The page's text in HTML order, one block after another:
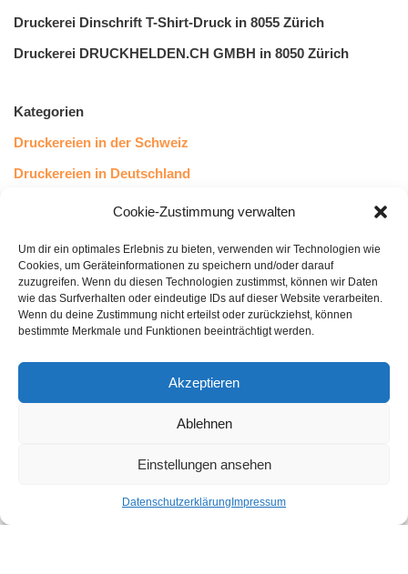
Cookie-Zustimmung verwalten
Um dir ein optimales Erlebnis zu bieten, verwenden wir Technologien wie
Cookies, um Geräteinformationen zu speichern und/oder darauf
zuzugreifen. Wenn du diesen Technologien zustimmst, können wir Daten
wie das Surfverhalten oder eindeutige IDs auf dieser Website verarbeiten.
Wenn du deine Zustimmung nicht erteilst oder zurückziehst, können
bestimmte Merkmale und Funktionen beeinträchtigt werden.
Akzeptieren
Ablehnen
Einstellungen ansehen
Datenschutzerklärung Impressum
Druckerei Dinschrift T-Shirt-Druck in 8055 Zürich
Druckerei DRUCKHELDEN.CH GMBH in 8050 Zürich
Kategorien
Druckereien in der Schweiz
Druckereien in Deutschland
Druckereien in Österreich
Kundenstimmen
43Leserstimmen